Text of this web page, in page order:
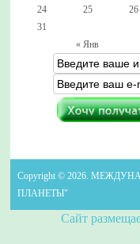
« Янв
24
25 26
31
Copyright © 2026.
ПЛАНЕТЫ"
Сайт